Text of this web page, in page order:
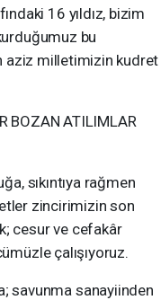
16 yıldız, bizim
bu
aziz milletimizin kudret
BOZAN ATILIMLAR
sıkıntıya rağmen
zincirimizin son
cesur ve cefakâr
çalışıyoruz.
savunma sanayiinden